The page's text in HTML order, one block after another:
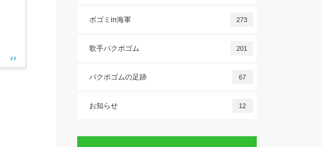
ボゴミin海軍 273
歌手パクボゴム 201
パクボゴムの足跡 67
お知らせ 12